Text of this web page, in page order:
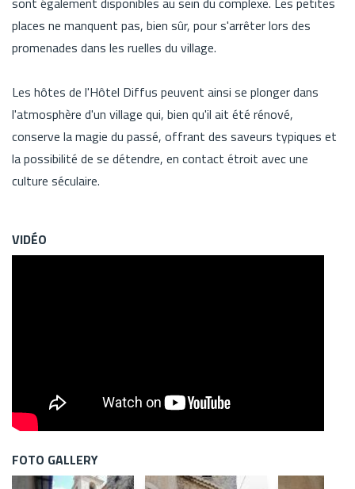
places ne manquent pas, bien sûr, pour s'arrêter lors des
promenades dans les ruelles du village.
Les hôtes de l'Hôtel Diffus peuvent ainsi se plonger dans
l'atmosphère d'un village qui, bien qu'il ait été rénové,
conserve la magie du passé, offrant des saveurs typiques et
la possibilité de se détendre, en contact étroit avec une
culture séculaire.
VIDÉO
FOTO GALLERY